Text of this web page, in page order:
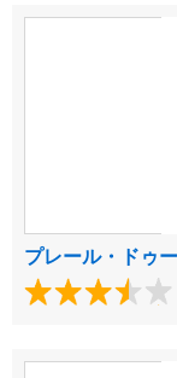
プレール・ドゥ